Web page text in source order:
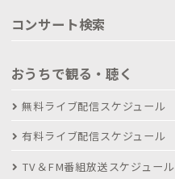
コンサート検索
おうちで観る・聴く
無料ライブ配信スケジュール
有料ライブ配信スケジュール
TV＆FM番組放送スケジュール